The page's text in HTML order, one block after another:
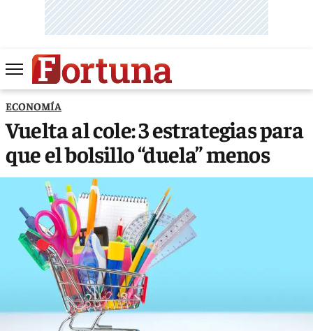
ECONOMÍA
Vuelta al cole: 3 estrategias para
que el bolsillo “duela” menos